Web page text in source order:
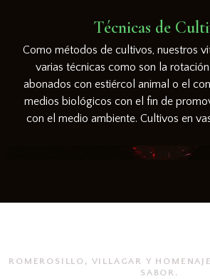
Técnicas de
Como métodos de cultivos, nuestros
varias técnicas como son la
abonados con estiércol animal o el
medios biológicos con el fin de
con el medio ambiente. Cultivos en
ROMEROSILLO, VILLAGAR Y
SABOR.
ROMEROSILLO, VILLAGAR Y